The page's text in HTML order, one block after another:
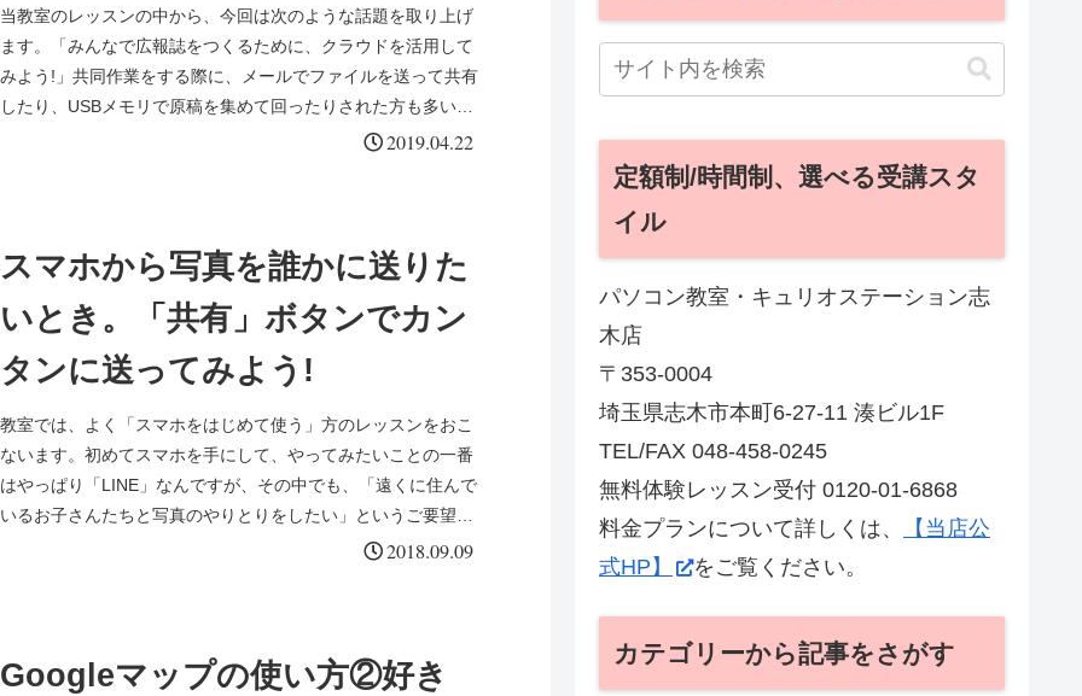
当教室のレッスンの中から、今回は次のような話題を取り上げ
ます。「みんなで広報誌をつくるために、クラウドを活用して
みよう!」共同作業をする際に、メールでファイルを送って共有
したり、USBメモリで原稿を集めて回ったりされた方も多いと
2019.04.22
スマホから写真を誰かに送りた
いとき。「共有」ボタンでカン
タンに送ってみよう!
教室では、よく「スマホをはじめて使う」方のレッスンをおこ
ないます。初めてスマホを手にして、やってみたいことの一番
はやっぱり「LINE」なんですが、その中でも、「遠くに住んで
いるお子さんたちと写真のやりとりをしたい」というご要望が
2018.09.09
Googleマップの使い方②好き
定額制/時間制、選べる受講スタ
イル
パソコン教室・キュリオステーション志
木店
〒353-0004
埼玉県志木市本町6-27-11 湊ビル1F
TEL/FAX 048-458-0245
無料体験レッスン受付 0120-01-6868
料金プランについて詳しくは、
【当店公
式HP】
をご覧ください。
カテゴリーから記事をさがす